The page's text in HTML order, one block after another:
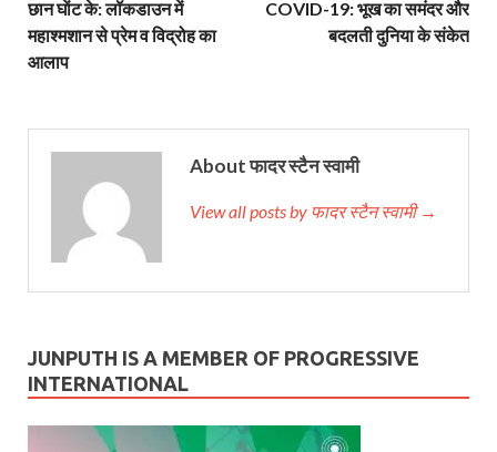
छान घाेंट के: लॉकडाउन में
महाश्मशान से प्रेम व विद्रोह का
आलाप
COVID-19: भूख का समंदर और
बदलती दुनिया के संकेत
About फादर स्टैन स्वामी
View all posts by फादर स्टैन स्वामी →
JUNPUTH IS A MEMBER OF PROGRESSIVE
INTERNATIONAL